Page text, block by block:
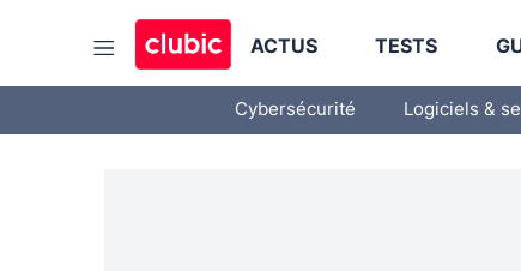
ACTUS TESTS
Cybersécurité Logiciels &